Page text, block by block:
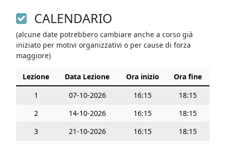
CALENDARIO
(alcune date potrebbero cambiare anche a corso già
iniziato per motivi organizzativi o per cause di forza
maggiore)
Lezione Data Lezione Ora inizio
Ora fine
1
07-10-2026 16:15
18:15
2
14-10-2026 16:15
18:15
3
21-10-2026 16:15
18:15